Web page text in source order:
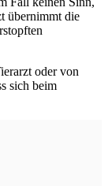
übernimmt die
oder von
sich beim